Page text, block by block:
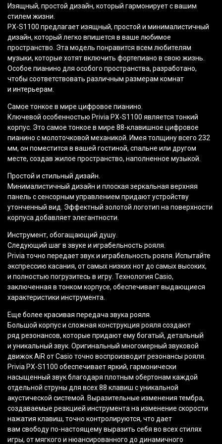
Изящный, простой дизайн, который гармонирует с вашим
стилем жизни.
PX-S1100 предлагает изящный, простой и минималистичный
дизайн, который легко впишется в ваше любимое
пространство. Эта модель понравится всем любителям
музыки, которые хотят включить фортепиано в свою жизнь.
Особое пианино для особого пространства, разработано,
чтобы соответствовать различным размерам комнат
и интерьерам.
Самое тонкое в мире цифровое пианино.
Ключевой особенностью Privia PX-S1100 является тонкий
корпус. Это самое тонкое в мире 88-клавишное цифровое
пианино с молоточковой механикой. Имея толщину всего 232
мм, он поместится в вашей гостиной, спальне или другом
месте, создав жилое пространство, наполненное музыкой.
Простой и стильный дизайн.
Минималистичный дизайн и плоская зеркальная верхняя
панель с сенсорным управлением придают устройству
утонченный вид. Эффектный золотой логотип на поверхности
корпуса добавляет элегантности.
Инструмент, обогащающий душу.
Следующий шаг в звуке и играбельность рояля.
Privia точно передает звук и играбельность рояля. Испытайте
экспрессию касания, от самых низких нот до самых высоких,
и полностью погрузитесь в игру. Технология Casio,
заключенная в тонком корпусе, обеспечивает выдающиеся
характеристики инструмента.
Еще более красивая передача звука рояля.
Большой корпус и сложная конструкция рояля создают
ряд резонансов, которые придают ему богатый, детальный
и уникальный звук. Оригинальный многомерный звуковой
движок AiR от Casio точно воспроизводит резонансы рояля.
Privia PX-S1100 обеспечивает яркий, гармонически
насыщенный звук благодаря плотным обертонам каждой
отдельной струны для всех 88 клавиш с уникальной
акустической системой. Выразительные изменения тембра,
создаваемые реакцией инструмента на изменение скорости
нажатия клавиш, точно контролируются, что дает
вам свободу по-настоящему выразить себя во всех стилях
игры, от мягкого и нюансированного до динамичного